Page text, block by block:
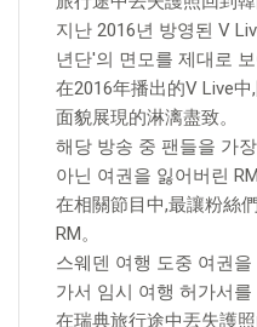
지난 2016년 방영된 V
년단'의 면모를 제대로
在2016年播出的V Live
面貌展現的淋漓盡致。
해당 방송 중 팬들을 가
아닌 여권을 잃어버린
在相關節目中,最讓粉絲
RM。
스웨덴 여행 도중 여권
가서 임시 여행 허가서를
在瑞典旅行途中丟失護